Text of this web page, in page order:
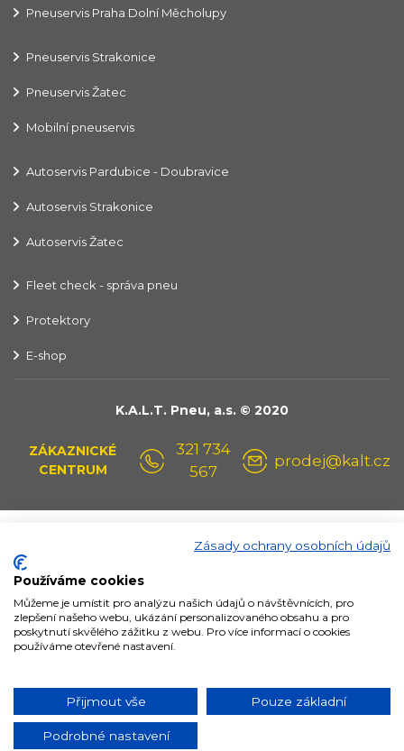
Pneuservis Praha Dolní Měcholupy
Pneuservis Strakonice
Pneuservis Žatec
Mobilní pneuservis
Autoservis Pardubice - Doubravice
Autoservis Strakonice
Autoservis Žatec
Fleet check - správa pneu
Protektory
E-shop
K.A.L.T. Pneu, a.s. © 2020
ZÁKAZNICKÉ
CENTRUM
321 734
567
prodej@kalt.cz
Zásady ochrany osobních údajů
Používáme cookies
Můžeme je umístit pro analýzu našich údajů o návštěvnících, pro
zlepšení našeho webu, ukázání personalizovaného obsahu a pro
poskytnutí skvělého zážitku z webu. Pro více informací o cookies
používáme otevřené nastavení.
Přijmout vše Pouze základní
Podrobné nastavení